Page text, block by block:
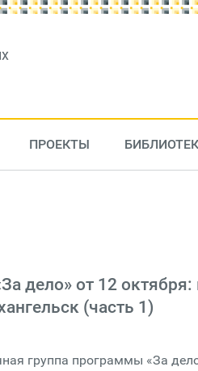
ПРОЕКТЫ
дело» от 12 октября:
(часть 1)
группа программы «За